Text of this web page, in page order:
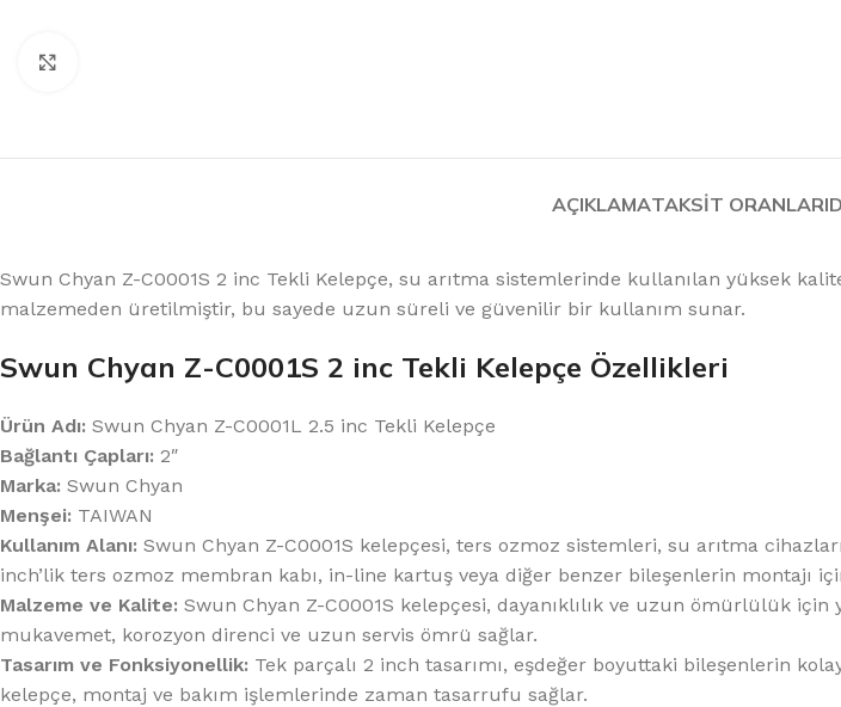
Lux Plus Serisi
Ev tipi su arıtma cihazları
Satınal
Softlime
Evtipi su arıtma
AÇIKLAMATAKSIT ORANLARI
Swun Chyan Z-C0001S 2 inc Tekli Kelepçe, su arıtma sistemlerinde kullanılan yüksek
malzemeden üretilmiştir, bu sayede uzun süreli ve güvenilir bir kullanım sunar.
Swun Chyan Z-C0001S 2 inc Tekli Kelepçe Özellikleri
Ürün Adı: Swun Chyan Z-C0001L 2.5 inc Tekli Kelepçe
Bağlantı Çapları: 2″
Marka: Swun Chyan
Menşei: TAIWAN
Kullanım Alanı: Swun Chyan Z-C0001S kelepçesi, ters ozmoz sistemleri, su arıtma
inch’lik ters ozmoz membran kabı, in-line kartuş veya diğer benzer bileşenlerin montajı
Malzeme ve Kalite: Swun Chyan Z-C0001S kelepçesi, dayanıklılık ve uzun ömürlülük
mukavemet, korozyon direnci ve uzun servis ömrü sağlar.
Tasarım ve Fonksiyonellik: Tek parçalı 2 inch tasarımı, eşdeğer boyuttaki bileşenlerin
kelepçe, montaj ve bakım işlemlerinde zaman tasarrufu sağlar.